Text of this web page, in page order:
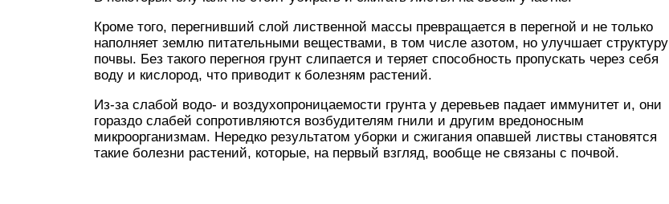
Кроме того, перегнивший слой лиственной массы превращается в перегной и не только
наполняет землю питательными веществами, в том числе азотом, но улучшает структуру
почвы. Без такого перегноя грунт слипается и теряет способность пропускать через себя
воду и кислород, что приводит к болезням растений.
Из-за слабой водо- и воздухопроницаемости грунта у деревьев падает иммунитет и, они
гораздо слабей сопротивляются возбудителям гнили и другим вредоносным
микроорганизмам. Нередко результатом уборки и сжигания опавшей листвы становятся
такие болезни растений, которые, на первый взгляд, вообще не связаны с почвой.